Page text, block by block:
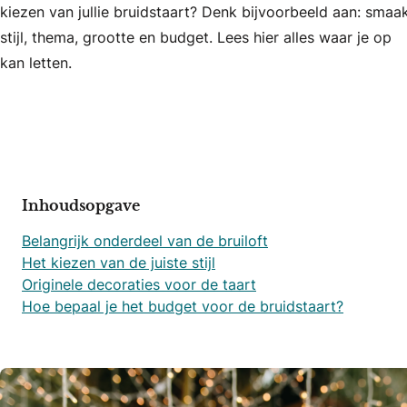
kiezen van jullie bruidstaart? Denk bijvoorbeeld aan:
stijl, thema, grootte en budget. Lees hier alles waar je op
kan letten.
Inhoudsopgave
Belangrijk onderdeel van de bruiloft
Het kiezen van de juiste stijl
Originele decoraties voor de taart
Hoe bepaal je het budget voor de bruidstaart?